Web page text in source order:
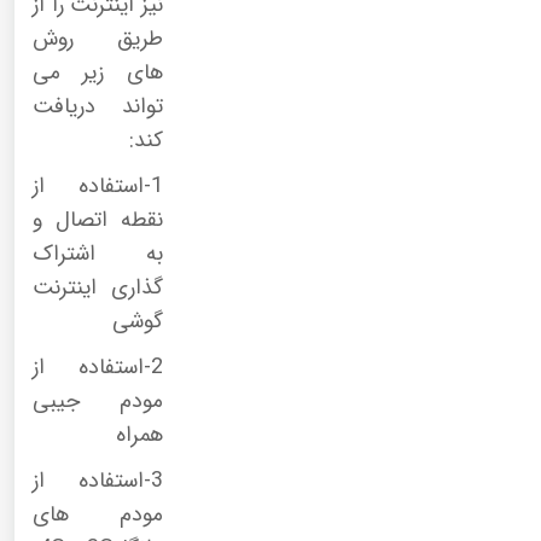
طریق روش
های زیر می
تواند دریافت
کند:
1-استفاده از
نقطه اتصال و
به اشتراک
گذاری اینترنت
گوشی
2-استفاده از
مودم جیبی
همراه
3-استفاده از
مودم های